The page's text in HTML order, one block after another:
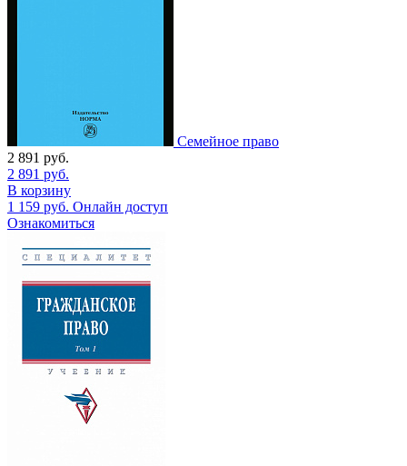
Семейное право
2 891 руб.
2 891 руб.
В корзину
1 159 руб. Онлайн доступ
Ознакомиться